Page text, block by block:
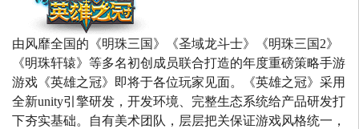
由风靡全国的《明珠三国》《圣域龙斗士》《明珠三国2》
《明珠轩辕》等多名初创成员联合打造的年度重磅策略手游
游戏《英雄之冠》即将于各位玩家见面。《英雄之冠》采用
全新unity引擎研发，开发环境、完整生态系统给产品研发打
下夯实基础。自有美术团队，层层把关保证游戏风格统一，